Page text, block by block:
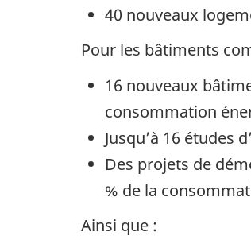
40 nouveaux
Pour les bâtiments
‎16 nouveaux
consommation
Jusqu’à 16 études
Des projets de
% de la
Ainsi que :